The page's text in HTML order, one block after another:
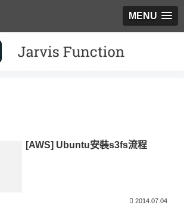
MENU
[AWS] Ubuntu安裝s3fs流程
2014.07.04